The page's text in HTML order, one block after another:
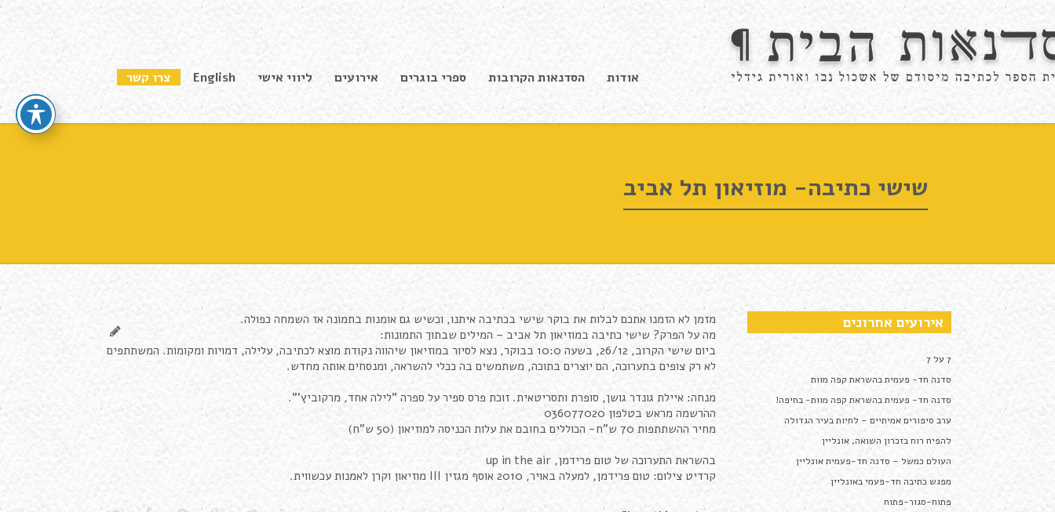
אודות הסדנאות הקרובות ספרי בוגרים אירועים ליווי אישי English צרו קשר
שישי כתיבה- מוזיאון תל אביב
מזמן לא הזמנו אתכם לבלות את בוקר שישי בכתיבה איתנו, וכשיש גם אומנות בתמונה אז השמחה כפולה.
מה על הפרק? שישי כתיבה במוזיאון תל אביב – המילים שבתוך התמונות:
ביום שישי הקרוב, 26/12, בשעה 10:0 בבוקר, נצא לסיור במוזיאון שיהווה נקודת מוצא לכתיבה
, עלילה, דמויות ומקומות. המשתתפים
לא רק צופים בתערוכה, הם יוצרים בתוכה, משתמשים בה ככלי להשראה, ומנסחים אותה מחדש.
מנחה: איילת גונדר גושן, סופרת ותסריטאית. זוכת פרס ספיר על ספרה "לילה אחד, מרקוביץ'".
ההרשמה מראש בטלפון 036077020
מחיר ההשתתפות 70 ש"ח- הכוללים בחובם את עלות הכניסה למוזיאון (50 ש"ח)
בהשראת התערוכה של טום פרידמן, up in the air
קרדיט צילום: טום פרידמן, למעלה באויר, 2010 אוסף מגזין III מוזיאון וקרן לאמנות עכשווית.
אירועים אחרונים
7 על 7
סדנה חד- פעמית בהשראת קפה מוות
סדנה חד- פעמית בהשראת קפה מוות- בחיפה!
ערב סיפורים אמיתיים – לחיות בעיר הגדולה
להפיח רוח בזכרון השואה, אונליין
העולם כמשל – סדנה חד-פעמית אונליין
מפגש כתיבה חד-פעמי באונליין
פתוח-סגור-פתוח